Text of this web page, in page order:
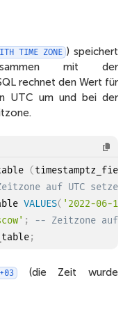
TIME ZONE ) speichert
mit der
rechnet den Wert für
UTC um und bei der
(timestamptz_field
auf UTC setzen
VALUES( '2022-06-16
;
-- Zeitzone auf
;
(die Zeit wurde